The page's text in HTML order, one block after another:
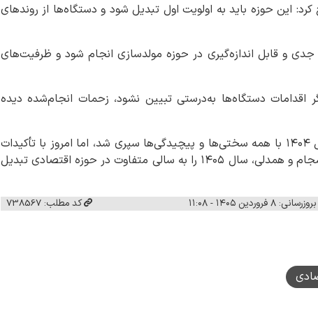
این حوزه باید به اولویت اول تبدیل شود و دستگاه‌ها از روندهای
جدی و قابل اندازه‌گیری در حوزه مولدسازی انجام شود و ظرفیت‌های
دستگاه‌ها به‌درستی تبیین نشود، زحمات انجام‌شده دیده
ذاکریان در پایان با اشاره به تجربه سال گذشته گفت: سال ۱۴۰۴ با همه سختی‌ها و پیچیدگی‌ها سپری شد، اما امروز با تأکیدات
جدید و مسیر مشخص‌شده در پیام رهبری، می‌توان با انسجام و همدلی، سال ۱۴۰۵ را به سالی متفاوت در حوزه اقتصادی تبدیل
۸ فروردین ۱۴۰۵ - ۱۱:۰۸ کد مطلب: 738567